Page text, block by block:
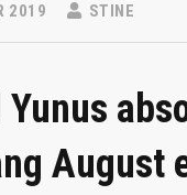
2019 STINE
August